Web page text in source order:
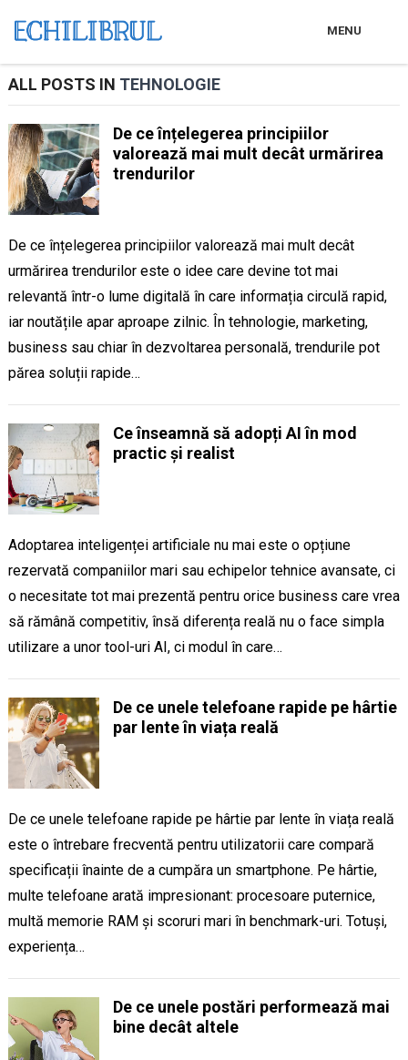
MENU
ALL POSTS IN TEHNOLOGIE
De ce înțelegerea principiilor
valorează mai mult decât urmărirea
trendurilor
De ce înțelegerea principiilor valorează mai mult decât
urmărirea trendurilor este o idee care devine tot mai
relevantă într-o lume digitală în care informația circulă rapid,
iar noutățile apar aproape zilnic. În tehnologie, marketing,
business sau chiar în dezvoltarea personală, trendurile pot
părea soluții rapide…
Ce înseamnă să adopți AI în mod
practic și realist
Adoptarea inteligenței artificiale nu mai este o opțiune
rezervată companiilor mari sau echipelor tehnice avansate, ci
o necesitate tot mai prezentă pentru orice business care vrea
să rămână competitiv, însă diferența reală nu o face simpla
utilizare a unor tool-uri AI, ci modul în care…
De ce unele telefoane rapide pe hârtie
par lente în viața reală
De ce unele telefoane rapide pe hârtie par lente în viața reală
este o întrebare frecventă pentru utilizatorii care compară
specificații înainte de a cumpăra un smartphone. Pe hârtie,
multe telefoane arată impresionant: procesoare puternice,
multă memorie RAM și scoruri mari în benchmark-uri. Totuși,
experiența…
De ce unele postări performează mai
bine decât altele